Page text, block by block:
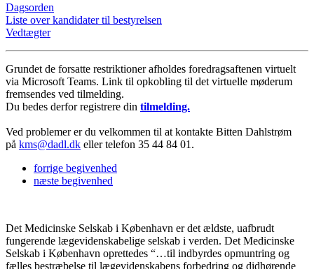
Dagsorden
Liste over kandidater til bestyrelsen
Vedtægter
Grundet de forsatte restriktioner afholdes foredragsaftenen virtuelt
via Microsoft Teams. Link til opkobling til det virtuelle møderum
fremsendes ved tilmelding.
Du bedes derfor registrere din tilmelding.
Ved problemer er du velkommen til at kontakte Bitten Dahlstrøm
på kms@dadl.dk eller telefon 35 44 84 01.
forrige begivenhed
næste begivenhed
Det Medicinske Selskab i København er det ældste, uafbrudt
fungerende lægevidenskabelige selskab i verden. Det Medicinske
Selskab i København oprettedes “…til indbyrdes opmuntring og
fælles bestræbelse til lægevidenskabens forbedring og didhørende